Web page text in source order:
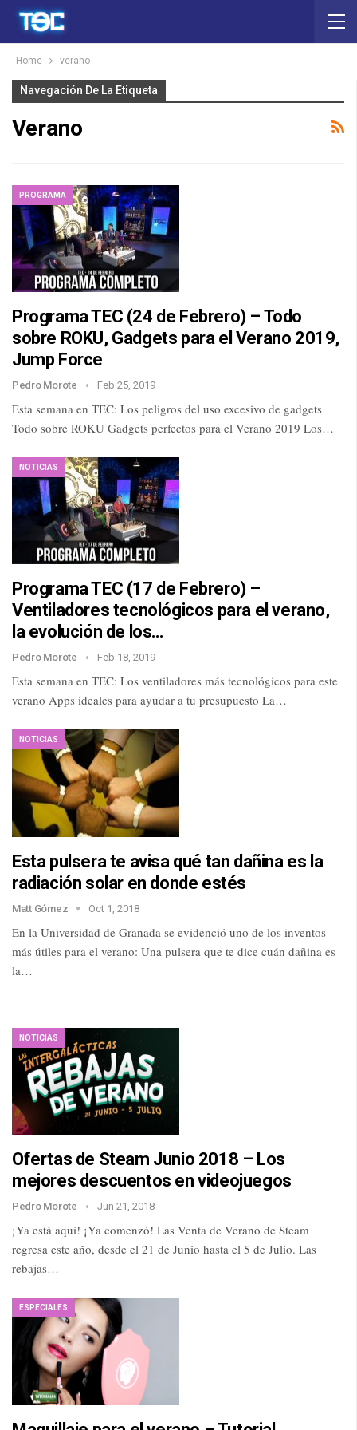
Home verano
Navegación De La Etiqueta
Verano
PROGRAMA
Programa TEC (24 de Febrero) – Todo
sobre ROKU, Gadgets para el Verano 2019,
Jump Force
Pedro Morote Feb 25, 2019
Esta semana en TEC: Los peligros del uso excesivo de gadgets
Todo sobre ROKU Gadgets perfectos para el Verano 2019 Los…
NOTICIAS
Programa TEC (17 de Febrero) –
Ventiladores tecnológicos para el verano,
la evolución de los…
Pedro Morote Feb 18, 2019
Esta semana en TEC: Los ventiladores más tecnológicos para este
verano Apps ideales para ayudar a tu presupuesto La…
NOTICIAS
Esta pulsera te avisa qué tan dañina es la
radiación solar en donde estés
Matt Gómez Oct 1, 2018
En la Universidad de Granada se evidenció uno de los inventos
más útiles para el verano: Una pulsera que te dice cuán dañina es
la…
NOTICIAS
Ofertas de Steam Junio 2018 – Los
mejores descuentos en videojuegos
Pedro Morote Jun 21, 2018
¡Ya está aquí! ¡Ya comenzó! Las Venta de Verano de Steam
regresa este año, desde el 21 de Junio hasta el 5 de Julio. Las
rebajas…
ESPECIALES